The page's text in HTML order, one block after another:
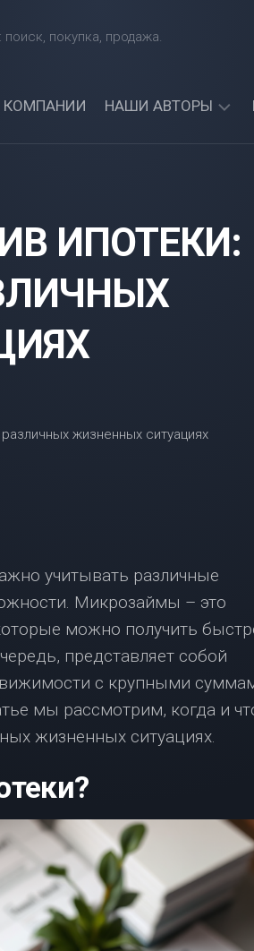
покупка, продажа.
КОМПАНИИ НАШИ АВТОРЫ
СОРОКИН
СИНИЦКАЯ
ИПОТЕКИ:
учитывать различные
Микрозаймы – это
можно получить
представляет собой
с крупными
мы рассмотрим, когда и
жизненных ситуациях.